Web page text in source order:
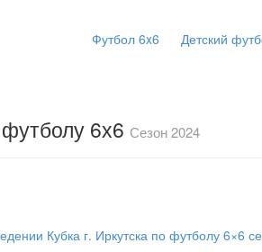
Футбол 6x6 Детский
6х6 Сезон 2024
Кубка г. Иркутска по футболу 6×6